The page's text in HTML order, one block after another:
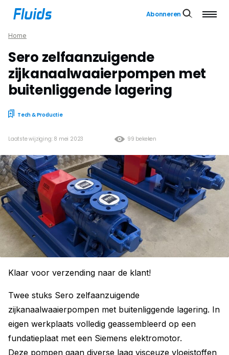
Abonneren
Home
Sero zelfaanzuigende
zijkanaalwaaierpompen met
buitenliggende lagering
Tech & Productie
99 bekeken
Laatste wijziging: 8 mei 2023
Klaar voor verzending naar de klant!
Twee stuks Sero zelfaanzuigende
zijkanaalwaaierpompen met buitenliggende lagering. In
eigen werkplaats volledig geassembleerd op een
fundatieplaat met een Siemens elektromotor.
Deze pompen gaan diverse laag visceuze vloeistoffen